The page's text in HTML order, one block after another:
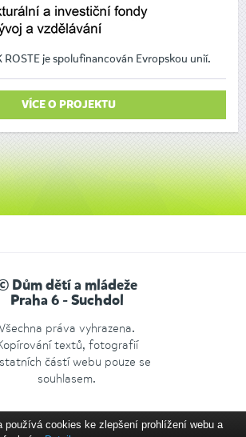
ROSTE je spolufinancován Evropskou unií.
VÍCE O PROJEKTU
Dům dětí a mládeže
Praha 6 - Suchdol
práva vyhrazena.
textů, fotografií
částí webu pouze se
souhlasem.
používá cookies ke zlepšení prohlížení webu a